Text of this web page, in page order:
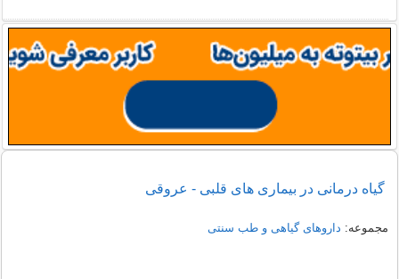
گیاه درمانی در بیماری های قلبی - عروقی
مجموعه: داروهای گیاهی و طب سنتی